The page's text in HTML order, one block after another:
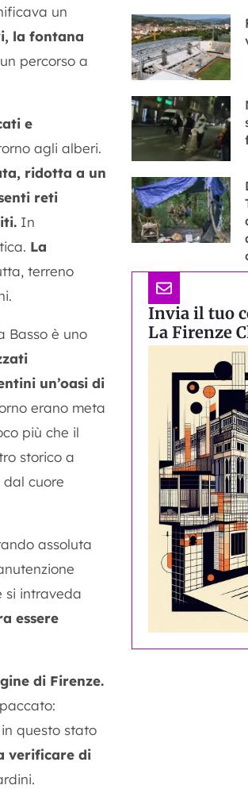
un
la fontana
percorso a
e
agli alberi.
ridotta a un
reti
In
La
terreno
Basso è uno
un’oasi di
erano meta
più che il
storico a
dal cuore
assoluta
si intraveda
essere
di Firenze.
questo stato
verificare di
Invia il tuo
La Firenze